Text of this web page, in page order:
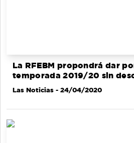
La RFEBM propondrá dar
temporada 2019/20 sin
Las Noticias - 24/04/2020